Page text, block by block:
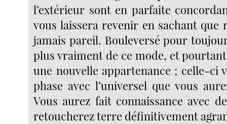
l’extérieur sont en parfaite
vous laissera revenir en sachant que
jamais pareil. Bouleversé pour
plus vraiment de ce mode, et
une nouvelle appartenance ; celle-ci
phase avec l’universel que vous
Vous aurez fait connaissance avec
retoucherez terre définitivement